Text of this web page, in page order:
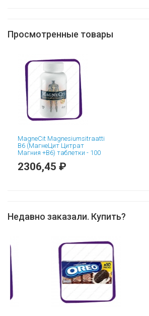
Просмотренные товары
MagneCit Magnesiumsitraatti
B6 (МагнеЦит Цитрат
Магния +B6) таблетки - 100
2306,45 ₽
Недавно заказали. Купить?